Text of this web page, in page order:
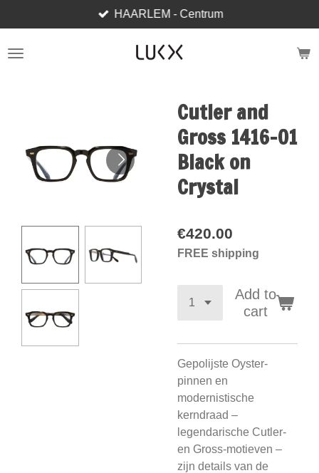
to
main
HAARLEM - Centrum
Cutler and
Gross 1416-01
Black on
Crystal
€420.00
FREE shipping
Add to
cart
Gepolijste Oyster-
pinnen en
modernistische
kerndraad –
legendarische Cutler-
en Gross-motieven –
zijn details van de